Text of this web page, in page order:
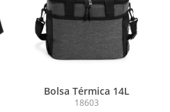
Bolsa Térmica 14L
18603